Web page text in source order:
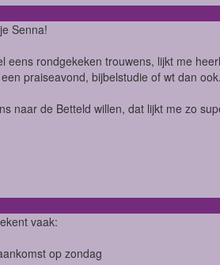
Senna!
eens rondgekeken trouwens, lijkt me
praiseavond, bijbelstudie of wt dan ook.
naar de Betteld willen, dat lijkt me zo
vaak:
op zondag